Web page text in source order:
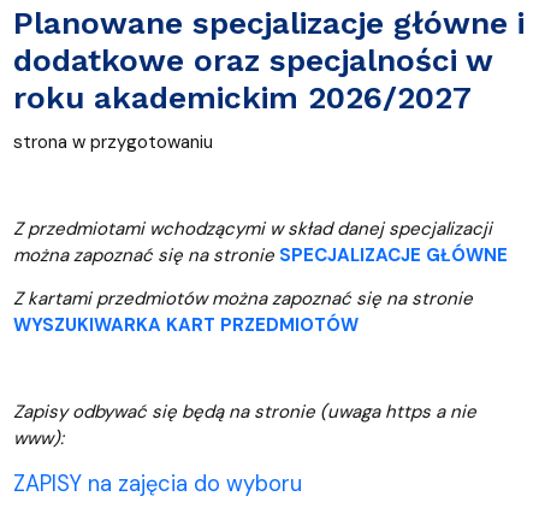
Planowane specjalizacje główne i
dodatkowe oraz specjalności w
roku akademickim 2026/2027
strona w przygotowaniu
Z przedmiotami wchodzącymi w skład danej specjalizacji
można zapoznać się na stronie SPECJALIZACJE GŁÓWNE
Z kartami przedmiotów można zapoznać się na stronie
WYSZUKIWARKA KART PRZEDMIOTÓW
Zapisy odbywać się będą na stronie (uwaga https a nie
www):
ZAPISY na zajęcia do wyboru